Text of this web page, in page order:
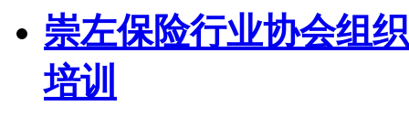
崇左保险行业协会组
培训